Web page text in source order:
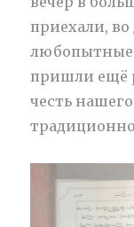
приехали,
любопытные
пришли ещё
честь